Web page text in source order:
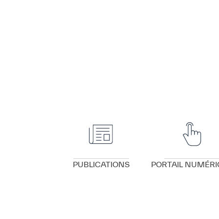
PUBLICATIONS PORTAIL